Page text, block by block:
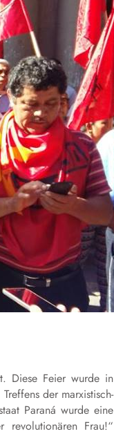
Diese Feier wurde in
der marxistisch-
Paraná wurde eine
Frau!“